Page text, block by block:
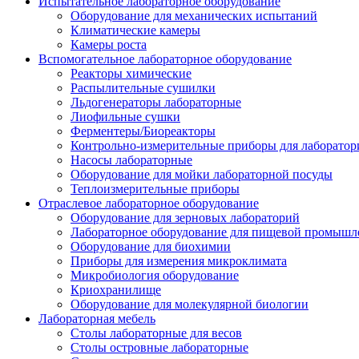
Оборудование для механических испытаний
Климатические камеры
Камеры роста
Вспомогательное лабораторное оборудование
Реакторы химические
Распылительные сушилки
Льдогенераторы лабораторные
Лиофильные сушки
Ферментеры/Биореакторы
Контрольно-измерительные приборы для
Насосы лабораторные
Оборудование для мойки лабораторной посуды
Теплоизмерительные приборы
Отраслевое лабораторное оборудование
Оборудование для зерновых лабораторий
Лабораторное оборудование для пищевой
Оборудование для биохимии
Приборы для измерения микроклимата
Микробиология оборудование
Криохранилище
Оборудование для молекулярной биологии
Лабораторная мебель
Столы лабораторные для весов
Столы островные лабораторные